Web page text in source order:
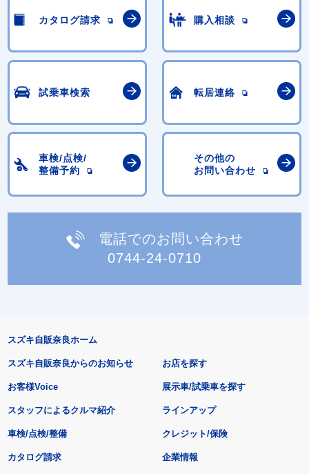
カタログ請求 購入相談
試乗車検索 転居連絡
車検/点検/
整備予約
その他の
お問い合わせ
電話でのお問い合わせ
0744-24-0710
スズキ自販奈良ホーム
スズキ自販奈良からのお知らせ
お客様Voice
スタッフによるクルマ紹介
お店を探す
展示車/試乗車を探す
ラインアップ
車検/点検/整備 クレジット/保険
カタログ請求 企業情報